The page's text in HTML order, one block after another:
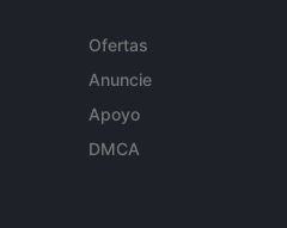
Ofertas
Anuncie
Apoyo
DMCA